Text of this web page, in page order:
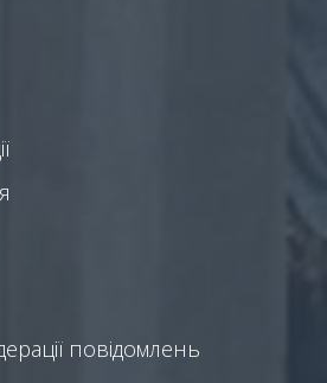
повідомлень